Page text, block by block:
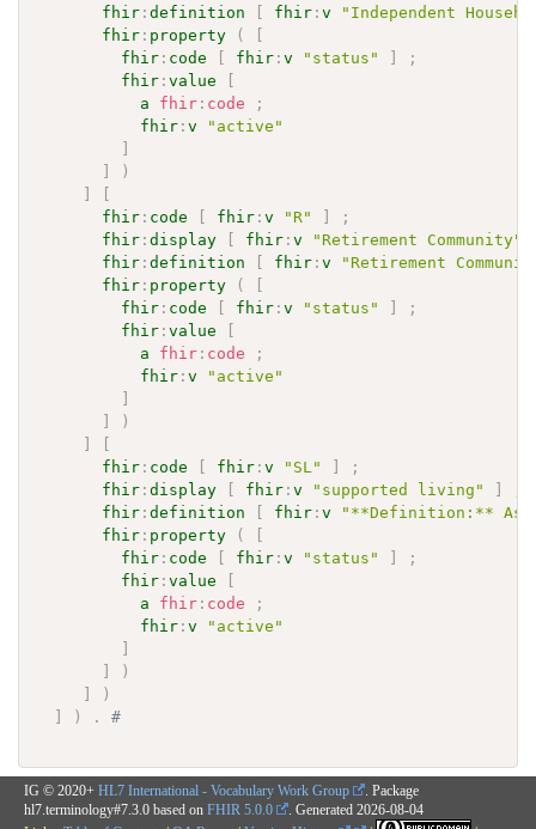
fhir :definition fhir :v
"Independent
fhir : property (
fhir : code fhir :v "status"
;
fhir :value
a
fhir : code
;
fhir :v
"active"
)
fhir : code fhir :v "R"
;
fhir :display fhir :v "Retirement Community"
fhir :definition fhir :v
"Retirement
fhir : property (
fhir : code fhir :v "status"
;
fhir :value
a
fhir : code
;
fhir :v
"active"
)
fhir : code fhir :v "SL"
;
fhir :display fhir :v "supported living"
fhir :definition fhir :v
"**Definition:**
fhir : property (
fhir : code fhir :v "status"
;
fhir :value
a
fhir : code
;
fhir :v
"active"
)
)
) . #
IG © 2020+ HL7 International - Vocabulary Work Group
. Package
hl7.terminology#7.3.0 based on FHIR 5.0.0 . Generated 2026-08-04